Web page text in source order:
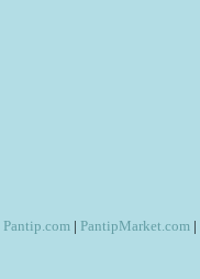
Pantip.com | PantipMarket.com |